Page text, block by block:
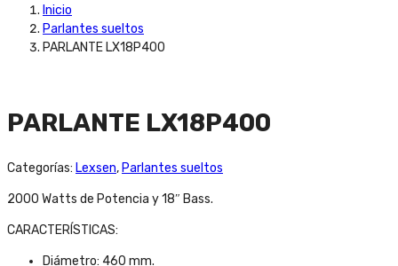
Inicio
Parlantes sueltos
PARLANTE LX18P400
PARLANTE LX18P400
Categorías: Lexsen, Parlantes sueltos
2000 Watts de Potencia y 18″ Bass.
CARACTERÍSTICAS:
Diámetro: 460 mm.